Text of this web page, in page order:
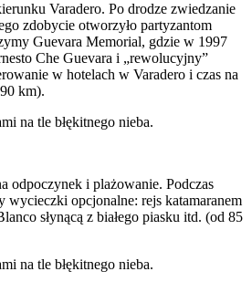
Varadero. Po drodze zwiedzanie
zdobycie otworzyło partyzantom
Guevara Memorial, gdzie w 1997
Che Guevara i „rewolucyjny”
w hotelach w Varadero i czas na
km).
odpoczynek i plażowanie. Podczas
opcjonalne: rejs katamaranem
słynącą z białego piasku itd. (od 85